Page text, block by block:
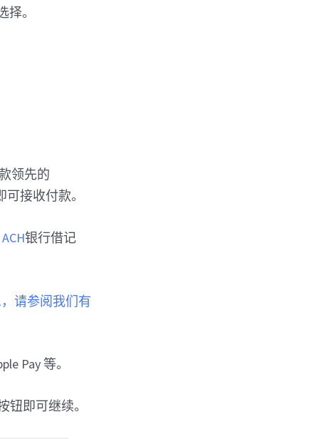
。
领先的
接收付款。
ACH银行借记
请参阅我们有
Pay 等。
钮即可继续。